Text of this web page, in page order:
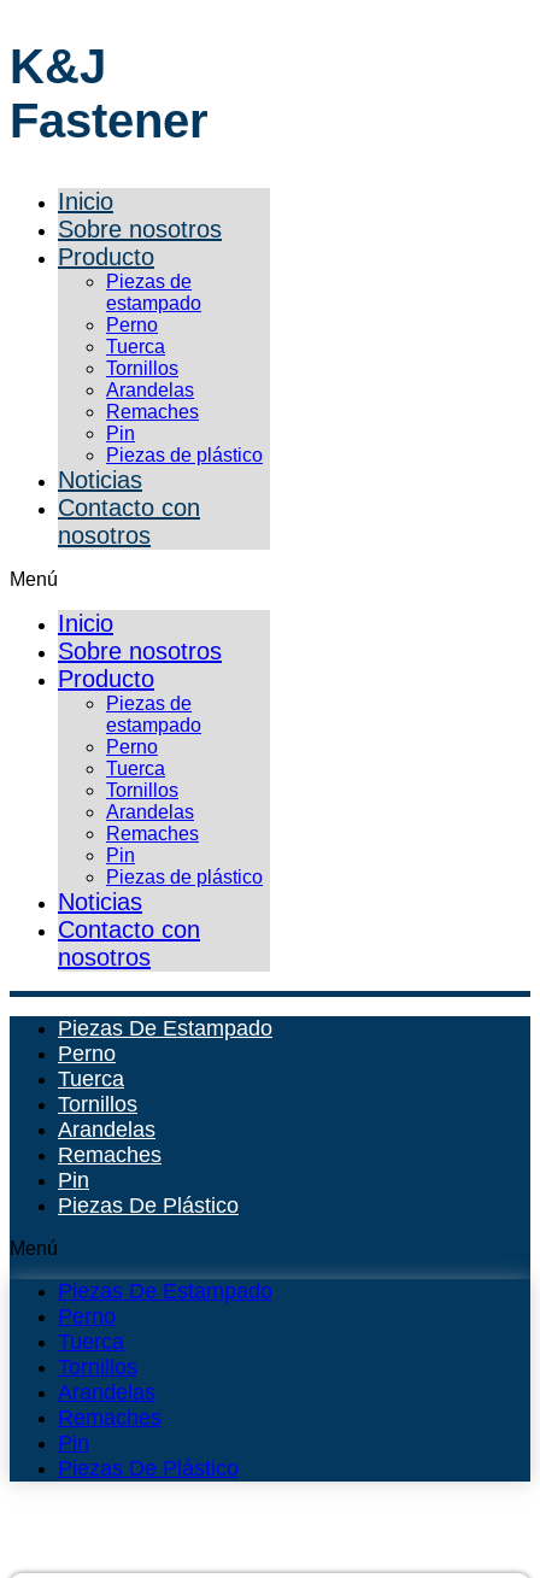
K&J
Fastener
Inicio
Sobre nosotros
Producto
Piezas de
estampado
Perno
Tuerca
Tornillos
Arandelas
Remaches
Pin
Piezas de plástico
Noticias
Contacto con
nosotros
Menú
Inicio
Sobre nosotros
Producto
Piezas de
estampado
Perno
Tuerca
Tornillos
Arandelas
Remaches
Pin
Piezas de plástico
Noticias
Contacto con
nosotros
Piezas De Estampado
Perno
Tuerca
Tornillos
Arandelas
Remaches
Pin
Piezas De Plástico
Menú
Piezas De Estampado
Perno
Tuerca
Tornillos
Arandelas
Remaches
Pin
Piezas De Plástico